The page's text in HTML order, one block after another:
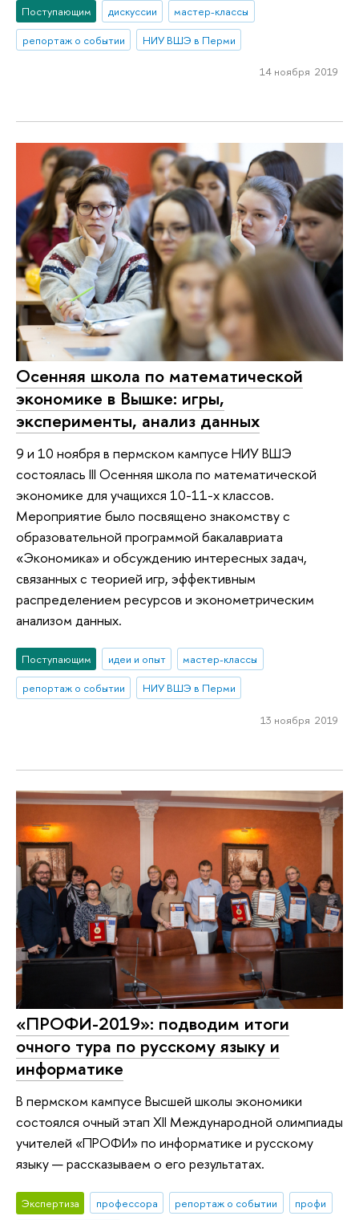
Поступающим дискуссии
мастер-классы
репортаж о событии
НИУ ВШЭ в Перми
14 ноября 2019
Осенняя школа по математической
экономике в Вышке: игры,
эксперименты, анализ данных
9 и 10 ноября в пермском кампусе НИУ ВШЭ
состоялась III Осенняя школа по математической
экономике для учащихся 10-11-х классов.
Мероприятие было посвящено знакомству с
образовательной программой бакалавриата
«Экономика» и обсуждению интересных задач,
связанных с теорией игр, эффективным
распределением ресурсов и эконометрическим
анализом данных.
Поступающим идеи и опыт
мастер-классы
репортаж о событии
НИУ ВШЭ в Перми
13 ноября 2019
«ПРОФИ-2019»: подводим итоги
очного тура по русскому языку и
информатике
В пермском кампусе Высшей школы экономики
состоялся очный этап XII Международной олимпиады
учителей «ПРОФИ» по информатике и русскому
языку — рассказываем о его результатах.
Экспертиза профессора репортаж о событии
профи